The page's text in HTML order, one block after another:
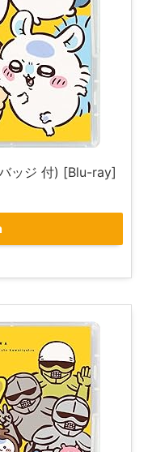
ッジ 付) [Blu-ray]